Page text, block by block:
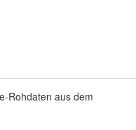
Rohdaten aus dem